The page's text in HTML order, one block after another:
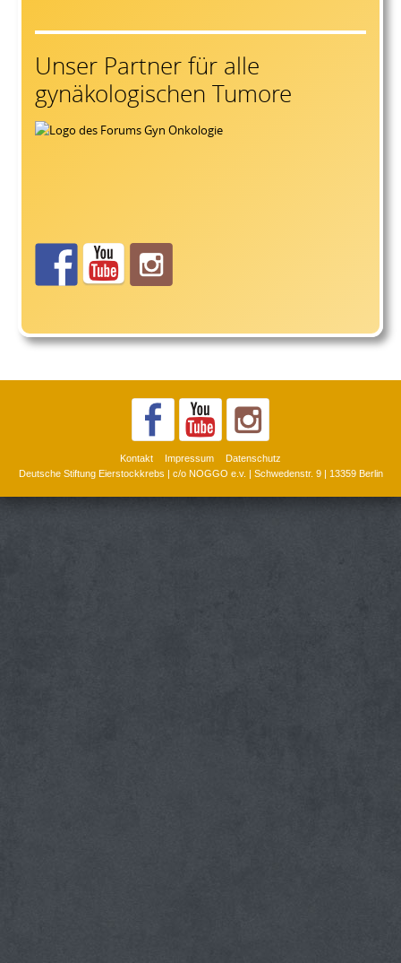
Unser Partner für alle
gynäkologischen Tumore
Kontakt Impressum
Datenschutz
Deutsche Stiftung Eierstockkrebs | c/o NOGGO e.v. | Schwedenstr. 9 | 13359 Berlin